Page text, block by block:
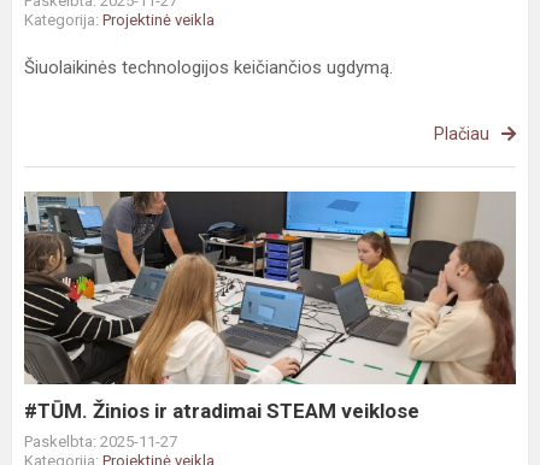
Kategorija: Projektinė veikla
Šiuolaikinės technologijos keičiančios ugdymą.
Plačiau
#TŪM.
Žinios
ir
atradimai
STEAM
veiklose
#TŪM. Žinios ir atradimai STEAM veiklose
Paskelbta: 2025-11-27
Kategorija: Projektinė veikla